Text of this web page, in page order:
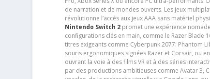
de narration et de mondes ouverts. Les jeux
révolutionne l’accès aux jeux AAA sans matériel
Nintendo Switch 2promet une expérience
configurations clés en main, comme le Razer Blade
titres exigeants comme Cyberpunk 2077: Phantom
souris ergonomiques signées Razer et Corsair, ou
ouvrant la voie à des films VR et à des séries
par des productions ambitieuses comme Avatar 3,